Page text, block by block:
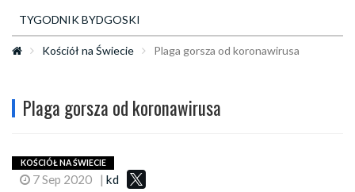
TYGODNIK BYDGOSKI
Kościół na Świecie Plaga gorsza od koronawirusa
Plaga gorsza od koronawirusa
KOŚCIÓŁ NA ŚWIECIE
7 Sep 2020 | kd